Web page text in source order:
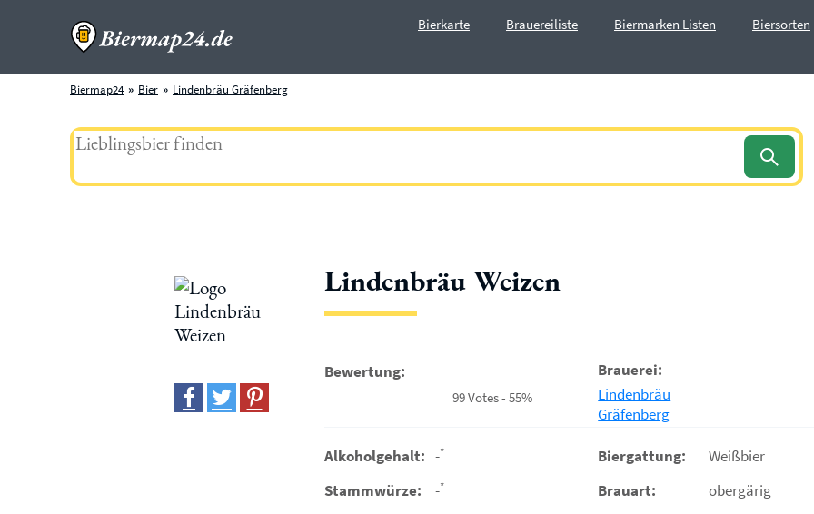
Bierkarte Brauereiliste Biermarken Listen Biersorten
Biermap24 Bier Lindenbräu Gräfenberg
Lindenbräu Weizen
Bewertung:
99 Votes - 55%
Brauerei:
Lindenbräu
Gräfenberg
Alkoholgehalt: -*
Stammwürze: -*
Biergattung:
Weißbier
Brauart:
obergärig